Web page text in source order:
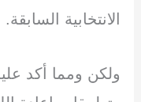
الانتخابية السابقة.
ولكن ومما أكد